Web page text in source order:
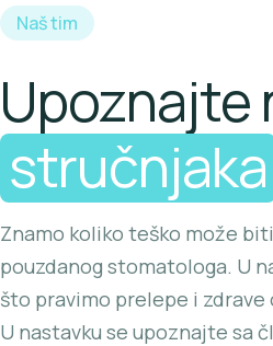
Naš tim
Upoznajte
stručnjaka
Znamo koliko teško može
pouzdanog stomatologa. U
što pravimo prelepe i
U nastavku se upoznajte sa